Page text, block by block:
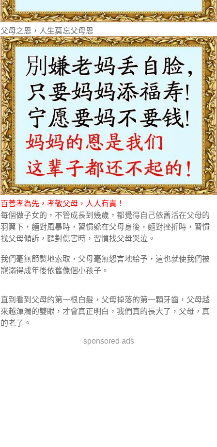
父母之恩，人生莫忘父母恩
百善孝為先，孝敬父母，人人有責！
每個做子女的，不管成長到幾歲，都覺得自己依舊活在父母的
羽翼下，麵對風暴時，習慣躲在父母身後，麵對挫折時，習慣
找父母傾訴，麵對傷害時，習慣找父母哭泣。
我們毫無節製地索取，父母毫無怨言地給予，這也就使我們被
寵溺得成年後依舊像個小孩子。
直到看到父母的第一根白髮，父母掉落的第一顆牙齒，父母越
來越渾濁的雙眼，才會真正明白，我們真的長大了，父母，真
的老了。
sponsored ads